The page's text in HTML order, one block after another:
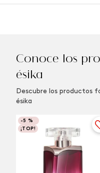
Conoce los
ésika
Descubre los productos
ésika
-5 %
¡TOP!